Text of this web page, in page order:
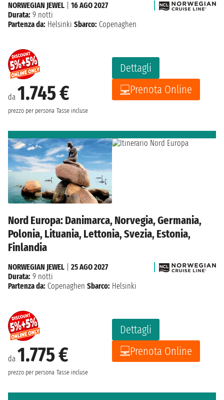
da 1.745 €
prezzo per persona Tasse incluse
Dettagli
Prenota Online
NORWEGIAN JEWEL
16 AGO 2027
Durata: 9 notti
Partenza da: Helsinki Sbarco: Copenaghen
Nord Europa: Danimarca, Norvegia, Germania,
Polonia, Lituania, Lettonia, Svezia, Estonia,
Finlandia
da 1.775 €
prezzo per persona Tasse incluse
Dettagli
Prenota Online
NORWEGIAN JEWEL
25 AGO 2027
Durata: 9 notti
Partenza da: Copenaghen Sbarco: Helsinki